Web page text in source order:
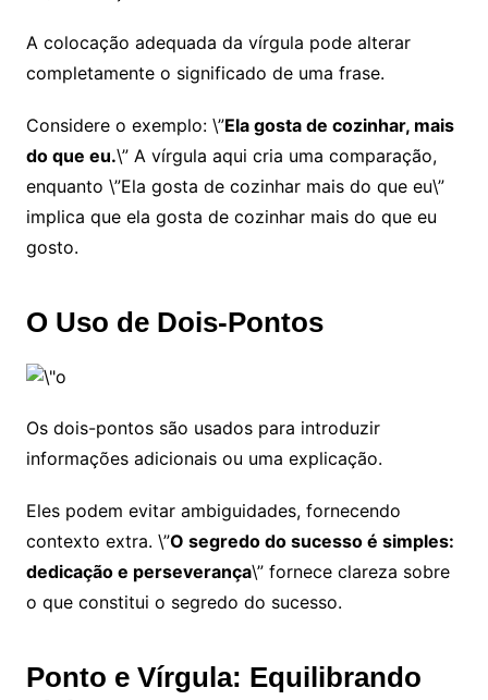
A colocação adequada da vírgula pode alterar
completamente o significado de uma frase.
Considere o exemplo: \”Ela gosta de cozinhar, mais
do que eu.\” A vírgula aqui cria uma comparação,
enquanto \”Ela gosta de cozinhar mais do que eu\”
implica que ela gosta de cozinhar mais do que eu
gosto.
O Uso de Dois-Pontos
Os dois-pontos são usados para introduzir
informações adicionais ou uma explicação.
Eles podem evitar ambiguidades, fornecendo
contexto extra. \”O segredo do sucesso é simples:
dedicação e perseverança\” fornece clareza sobre
o que constitui o segredo do sucesso.
Ponto e Vírgula: Equilibrando